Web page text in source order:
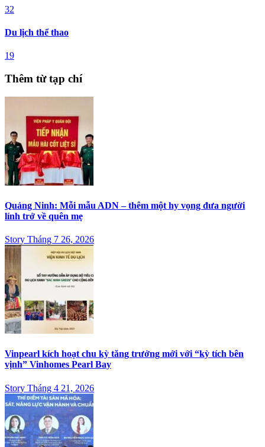
32
Du lịch thể thao
19
Thêm từ tạp chí
Quảng Ninh: Mỗi mẫu ADN – thêm một hy vọng đưa người
lính trở về quên mẹ
Story Tháng 7 26, 2026
Vinpearl kích hoạt chu kỳ tăng trưởng mới với “kỳ tích bên
vịnh” Vinhomes Pearl Bay
Story Tháng 4 21, 2026